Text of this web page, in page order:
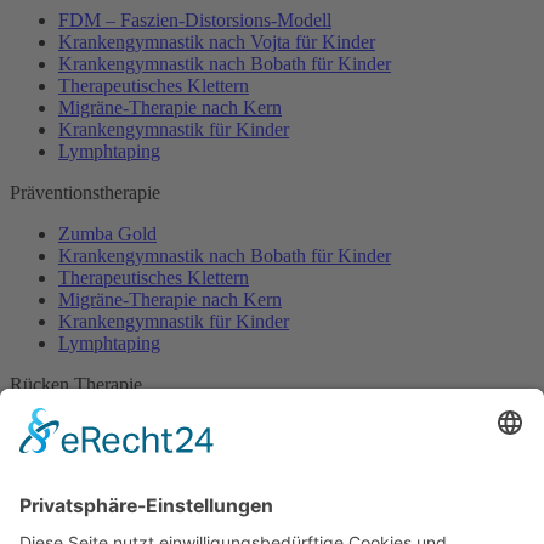
FDM – Faszien-Distorsions-Modell
Krankengymnastik nach Vojta für Kinder
Krankengymnastik nach Bobath für Kinder
Therapeutisches Klettern
Migräne-Therapie nach Kern
Krankengymnastik für Kinder
Lymphtaping
Präventionstherapie
Zumba Gold
Krankengymnastik nach Bobath für Kinder
Therapeutisches Klettern
Migräne-Therapie nach Kern
Krankengymnastik für Kinder
Lymphtaping
Rücken Therapie
Therapeutisches Klettern
Entspannungstraining
Zumba Gold
Rückbildungsgymnastik